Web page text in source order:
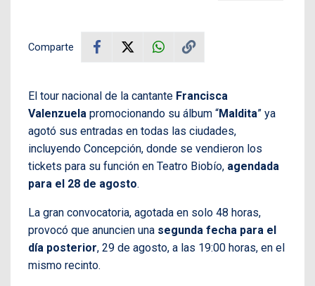
Comparte
El tour nacional de la cantante Francisca
Valenzuela promocionando su álbum “Maldita” ya
agotó sus entradas en todas las ciudades,
incluyendo Concepción, donde se vendieron los
tickets para su función en Teatro Biobío, agendada
para el 28 de agosto.
La gran convocatoria, agotada en solo 48 horas,
provocó que anuncien una segunda fecha para el
día posterior, 29 de agosto, a las 19:00 horas, en el
mismo recinto.